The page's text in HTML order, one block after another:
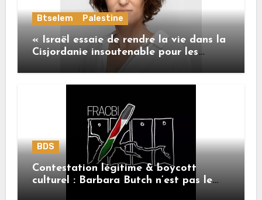
Btselem Palestine
« Israël essaie de rendre la vie dans la
Cisjordanie insoutenable pour les
BDS
Contestation légitime & boycott
culturel : Barbara Butch n’est pas le